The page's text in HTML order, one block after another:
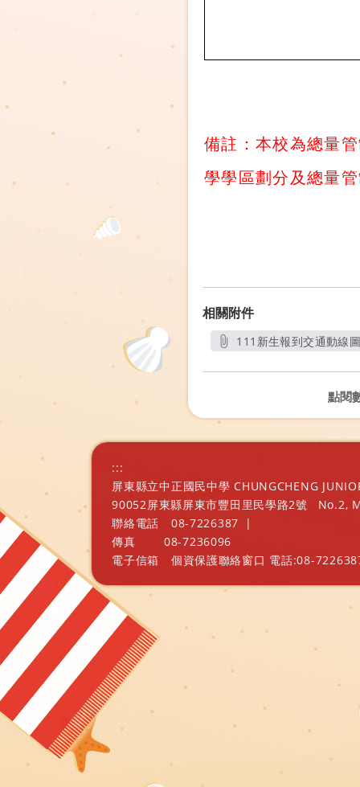
備註：本校為總量
學學區劃分及總量
相關附件
111新生報到交通動線
點閱
:::
屏東縣立中正國民中學 CHUNGCHENG
90052屏東縣屏東市豐田里民學路2號
No.2,
聯絡電話
08-7226387
|
傳真
08-7236096
電子信箱
個資保護聯絡窗口 電話:08-